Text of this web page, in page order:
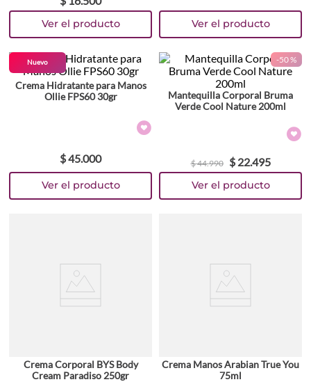
Nuevo
Crema Hidratante para Manos
Ollie FPS60 30gr
$45.000
-50 %
Mantequilla Corporal Bruma
Verde Cool Nature 200ml
$44.990 $ 22.495
Crema Corporal BYS Body
Cream Paradiso 250gr
Crema Manos Arabian True You
75ml